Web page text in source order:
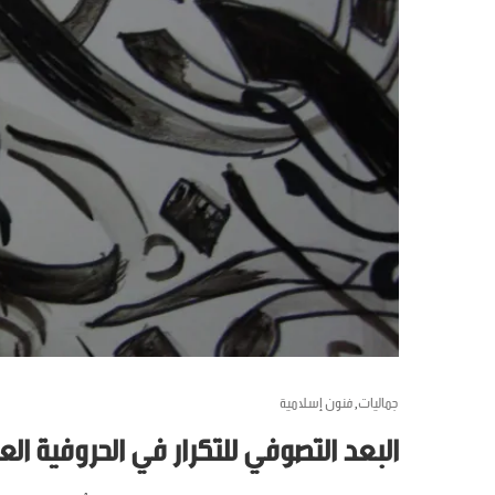
جماليات,فنون إسلامية
البعد التصوفي للتكرار في الحروفية